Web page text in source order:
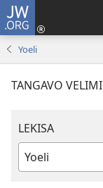
JW.ORG
Yoeli
TANGAVO VELIMI
LEKISA
Elivulu